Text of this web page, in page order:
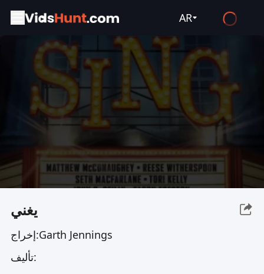
AR
English
Español
Français
Deutsch
العربية
日本語
يغني
إخراج:Garth Jennings
تأليف: